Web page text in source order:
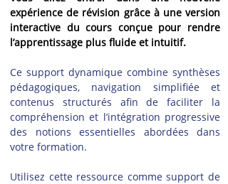
expérience de révision grâce à une version
interactive du cours conçue pour rendre
l’apprentissage plus fluide et intuitif.
Ce support dynamique combine synthèses
pédagogiques, navigation simplifiée et
contenus structurés afin de faciliter la
compréhension et l’intégration progressive
des notions essentielles abordées dans
votre formation.
Utilisez cette ressource comme support de